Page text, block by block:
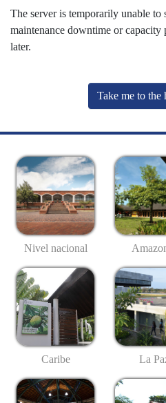
The server is temporarily unable to
maintenance downtime or capacity
later.
Take me to the
Nivel nacional
Caribe La